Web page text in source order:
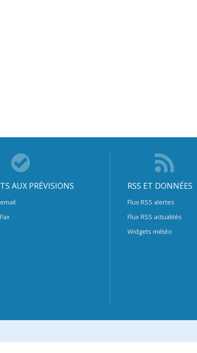
AUX PRÉVISIONS RSS ET DONNÉES
Flux RSS alertes
Flux RSS actualités
Widgets météo